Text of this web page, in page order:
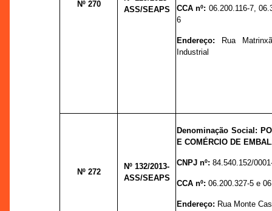
Nº 270
ASS/SEAPS
CCA nº: 06.200.116-7,
6
Endereço:
Rua
Industrial
Nº 272
Nº 132/2013-
ASS/SEAPS
Denominação Social:
E COMÉRCIO DE
CNPJ nº:84.540.152/
CCA nº:06.200.327-5 e
Endereço: Rua Monte